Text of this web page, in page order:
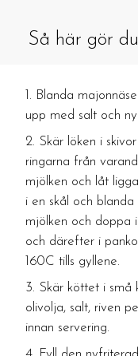
Så här gör
Blanda
upp med salt och
Skär löken i
ringarna från
mjölken och låt
i en skål och blanda
mjölken och doppa
och därefter i
160C tills gyllene.
Skär köttet i små
olivolja, salt, riven
innan servering.